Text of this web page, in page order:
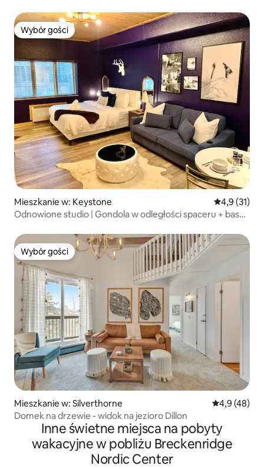
Wybór gości
Wybór gości
Mieszkanie w: Keystone Średnia
4,9 (31)
Odnowione studio | Gondola w odległości spaceru + basen
Wybór gości
Wybór gości
Mieszkanie w: Silverthorne Średnia
4,9 (48)
Domek na drzewie - widok na jezioro Dillon
Inne świetne miejsca na pobyty
wakacyjne w pobliżu Breckenridge
Nordic Center